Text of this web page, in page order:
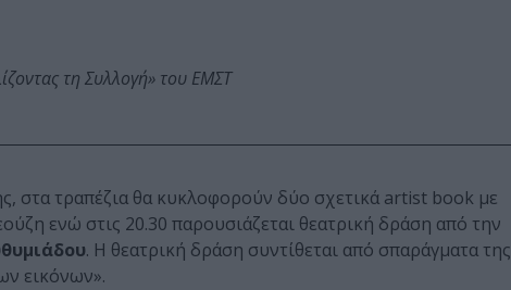
τη Συλλογή» του ΕΜΣΤ
στα τραπέζια θα κυκλοφορούν δύο σχετικά artist book με
ενώ στις 20.30 παρουσιάζεται θεατρική δράση από την
. Η θεατρική δράση συντίθεται από σπαράγματα της
εικόνων».